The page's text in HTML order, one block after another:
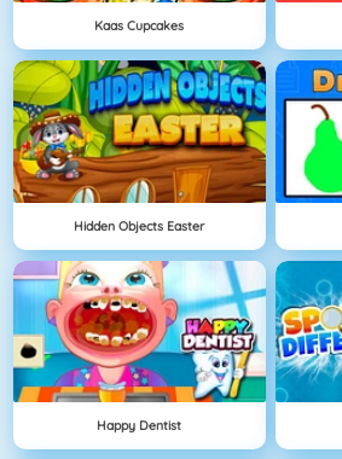
Kaas Cupcakes
Hidden Objects Easter
Happy Dentist